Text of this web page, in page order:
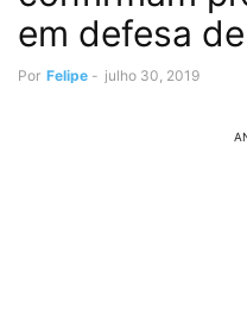
em defesa
Por Felipe - julho 30, 2019